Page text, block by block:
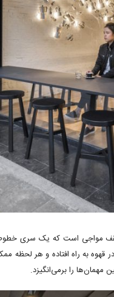
مواجی است که یک سری
به راه افتاده و هر لحظه
را برمی‌انگیزد.